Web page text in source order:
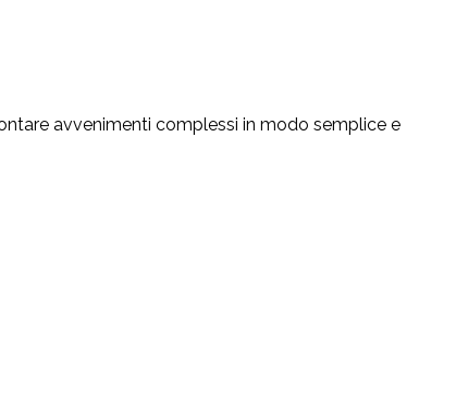
avvenimenti complessi in modo semplice e